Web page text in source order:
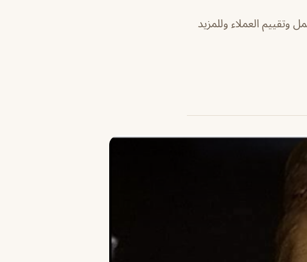
وتقييم العملاء وللمزيد